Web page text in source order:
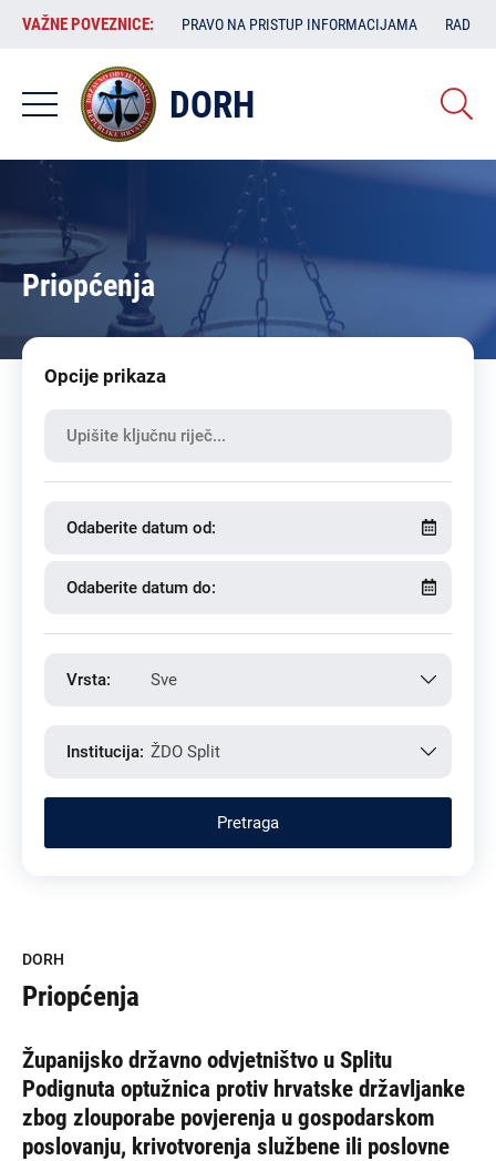
Skoči
sadržaj
VAŽNE
POVEZNICE:
VAŽNE POVEZNICE: PRAVO NA PRISTUP INFORMACIJAMA RAD
DORH
Priopćenja
Opcije prikaza
Odaberite datum od:
Odaberite datum do:
Vrsta: Sve
Institucija: ŽDO Split
DORH
Priopćenja
Županijsko državno odvjetništvo u Splitu
Podignuta optužnica protiv hrvatske državljanke
zbog zlouporabe povjerenja u gospodarskom
poslovanju, krivotvorenja službene ili poslovne